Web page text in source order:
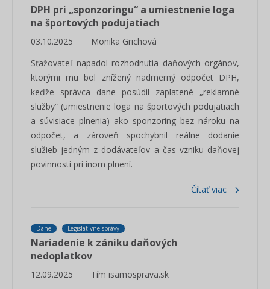
DPH pri „sponzoringu“ a umiestnenie loga
na športových podujatiach
03.10.2025
Monika Grichová
Sťažovateľ napadol rozhodnutia daňových orgánov,
ktorými mu bol znížený nadmerný odpočet DPH,
keďže správca dane posúdil zaplatené „reklamné
služby“ (umiestnenie loga na športových podujatiach
a súvisiace plnenia) ako sponzoring bez nároku na
odpočet, a zároveň spochybnil reálne dodanie
služieb jedným z dodávateľov a čas vzniku daňovej
povinnosti pri inom plnení.
Čítať viac
Dane Legislatívne správy
Nariadenie k zániku daňových
nedoplatkov
12.09.2025
Tím isamosprava.sk